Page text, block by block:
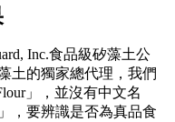
Inc.食品級矽藻土公
土的獨家總代理，我們
」，並沒有中文名
，要辨識是否為真品食